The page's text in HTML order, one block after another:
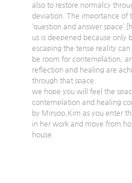
also to restore normalcy
deviation. The importance of
‘question and answer space’
us is deepened because only
escaping the tense reality can
be room for contemplation,
reflection and healing are
through that space.
we hope you will feel the
contemplation and healing
by Minjoo,Kim as you enter
in her work and move from
house.